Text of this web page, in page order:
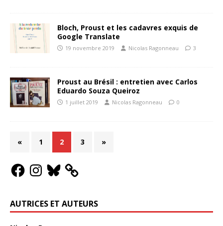
Bloch, Proust et les cadavres exquis de
Google Translate
19 novembre 2019 Nicolas Ragonneau 3
Proust au Brésil : entretien avec Carlos
Eduardo Souza Queiroz
1 juillet 2019 Nicolas Ragonneau 0
« 1 2 3 »
AUTRICES ET AUTEURS